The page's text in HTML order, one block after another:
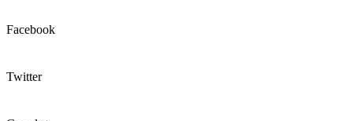
Facebook
Twitter